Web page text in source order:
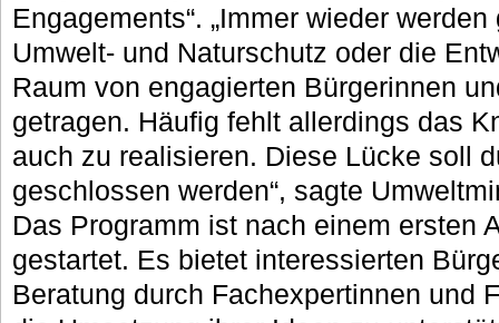
Engagements“. „Immer wieder
Umwelt- und Naturschutz oder die
Raum von engagierten Bürgerinnen
getragen. Häufig fehlt allerdings das
auch zu realisieren. Diese Lücke soll
geschlossen werden“, sagte
Das Programm ist nach einem ersten
gestartet. Es bietet interessierten
Beratung durch Fachexpertinnen und